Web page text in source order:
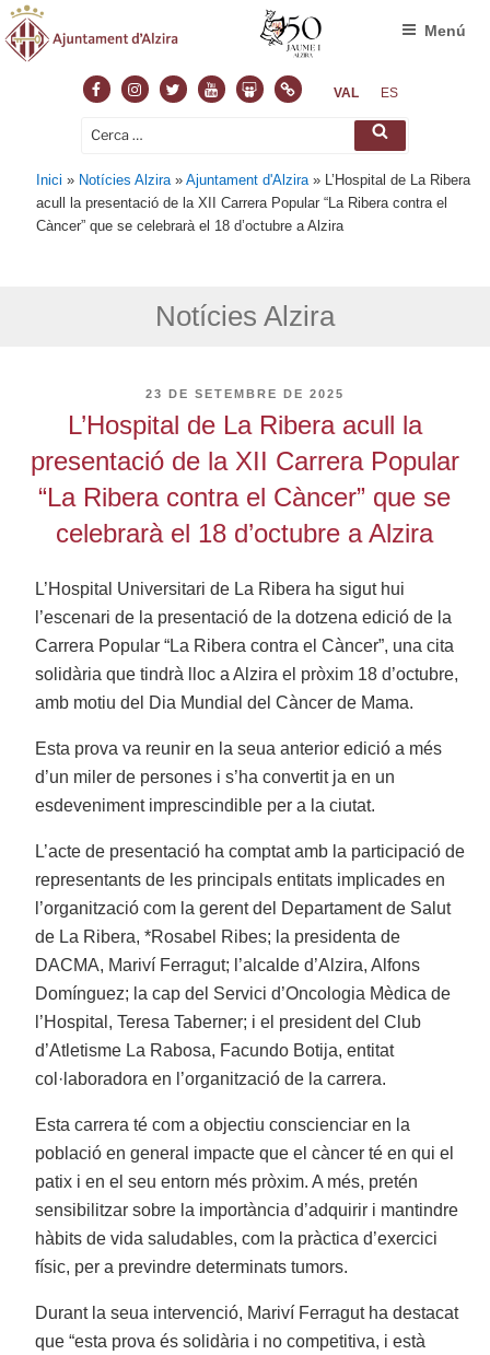
FacebookInstagram
TwitterYoutubeSlideshare
NormasVAL ES
Cerca: Cerca
Menú
Inici » Notícies Alzira »Ajuntament d'Alzira » L’Hospital de La Ribera
acull la presentació de la XII Carrera Popular “La Ribera contra el
Càncer” que se celebrarà el 18 d’octubre a Alzira
Notícies Alzira
PUBLICAT
23 DE SETEMBRE DE 2025
L’Hospital de La Ribera acull la
presentació de la XII Carrera Popular
“La Ribera contra el Càncer” que se
celebrarà el 18 d’octubre a Alzira
L’Hospital Universitari de La Ribera ha sigut hui
l’escenari de la presentació de la dotzena edició de la
Carrera Popular “La Ribera contra el Càncer”, una cita
solidària que tindrà lloc a Alzira el pròxim 18 d’octubre,
amb motiu del Dia Mundial del Càncer de Mama.
Esta prova va reunir en la seua anterior edició a més
d’un miler de persones i s’ha convertit ja en un
esdeveniment imprescindible per a la ciutat.
L’acte de presentació ha comptat amb la participació de
representants de les principals entitats implicades en
l’organització com la gerent del Departament de Salut
de La Ribera, *Rosabel Ribes; la presidenta de
DACMA, Mariví Ferragut; l’alcalde d’Alzira, Alfons
Domínguez; la cap del Servici d’Oncologia Mèdica de
l’Hospital, Teresa Taberner; i el president del Club
d’Atletisme La Rabosa, Facundo Botija, entitat
col·laboradora en l’organització de la carrera.
Esta carrera té com a objectiu conscienciar en la
població en general impacte que el càncer té en qui el
patix i en el seu entorn més pròxim. A més, pretén
sensibilitzar sobre la importància d’adquirir i mantindre
hàbits de vida saludables, com la pràctica d’exercici
físic, per a previndre determinats tumors.
Durant la seua intervenció, Mariví Ferragut ha destacat
que “esta prova és solidària i no competitiva, i està